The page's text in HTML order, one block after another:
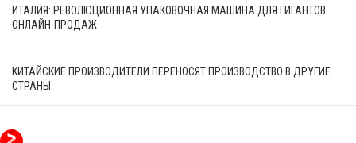
ИТАЛИЯ: РЕВОЛЮЦИОННАЯ УПАКОВОЧНАЯ МАШИНА ДЛЯ ГИГАНТОВ
ОНЛАЙН-ПРОДАЖ
КИТАЙСКИЕ ПРОИЗВОДИТЕЛИ ПЕРЕНОСЯТ ПРОИЗВОДСТВО В ДРУГИЕ
СТРАНЫ